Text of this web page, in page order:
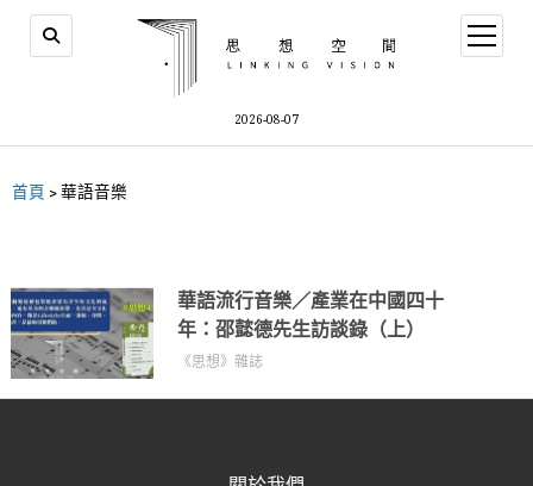
2026-08-07
首頁 >華語音樂
華語流行音樂／產業在中國四十
年：邵懿德先生訪談錄（上）
《思想》雜誌